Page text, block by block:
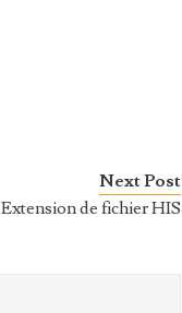
Next Post
Extension de fichier HIS